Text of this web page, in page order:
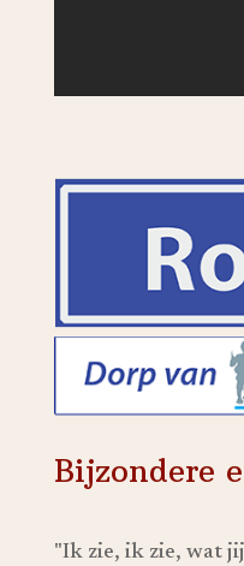
Bijzondere
"Ik zie, ik zie, wat